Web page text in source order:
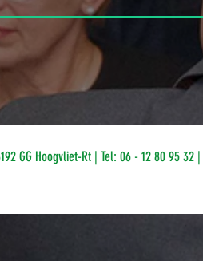
GG Hoogvliet-Rt | Tel: 06 - 12 80 95 32 |